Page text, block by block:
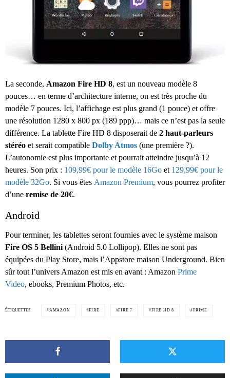
La seconde, Amazon Fire HD 8, est un nouveau modèle 8
pouces… en terme d’architecture interne, on est très proche du
modèle 7 pouces. Ici, l’affichage est plus grand (1 pouce) et offre
une résolution 1280 x 800 px (189 ppp)… mais ce n’est pas la seule
différence. La tablette Fire HD 8 disposerait de 2 haut-parleurs
stéréo et serait compatible Dolby Atmos (une première ?).
L’autonomie est plus importante et pourrait atteindre jusqu’à 12
heures. Son prix : 109,99€ pour le modèle 16Go et 129,99€ pour le
modèle 32Go. Si vous êtes Amazon Premium, vous pourrez profiter
d’une remise de 20€.
Android
Pour terminer, les tablettes seront fournies avec le système maison
Fire OS 5 Bellini (Android 5.0 Lollipop). Elles ne sont pas
équipées du Play Store, mais l’Appstore maison Underground. Bien
sûr tout l’univers Amazon est mis en avant : Amazon Prime
Video, ebooks, Premium Photos, etc.
ÉTIQUETTES AMAZON FIRE FIRE 7 FIRE HD 8 PRIME